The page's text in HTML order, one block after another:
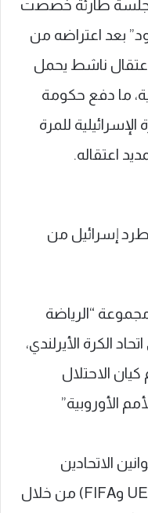
جلسة طارئة خُصصت
بعد اعتراضه من
ناشط يحمل
ما دفع حكومة
للمرة
اعتقاله.
بطرد إسرائيل من
“الرياضة
الكرة الأيرلندي،
الاحتلال
الأوروبية”
الاتحادين
الأوروبي والدولي لكرة القدم (UEFA وFIFA) من خلال